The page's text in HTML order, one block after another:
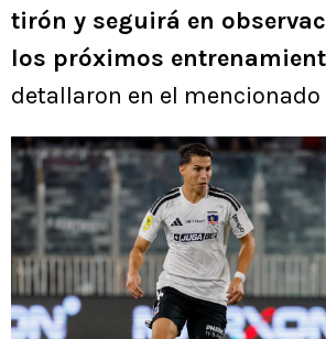
tirón y seguirá en
los próximos
detallaron en el